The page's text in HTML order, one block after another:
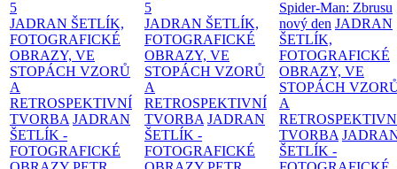
5
JADRAN ŠETLÍK,
FOTOGRAFICKÉ
OBRAZY, VE
STOPÁCH VZORŮ
A
RETROSPEKTIVNÍ
TVORBA JADRAN
ŠETLÍK -
FOTOGRAFICKÉ
5
JADRAN ŠETLÍK,
FOTOGRAFICKÉ
OBRAZY, VE
STOPÁCH VZORŮ
A
RETROSPEKTIVNÍ
TVORBA JADRAN
ŠETLÍK -
FOTOGRAFICKÉ
Spider-Man: Zbrusu
nový den JADRAN
ŠETLÍK,
FOTOGRAFICKÉ
OBRAZY, VE
STOPÁCH
A
TVORBA
ŠETLÍK -